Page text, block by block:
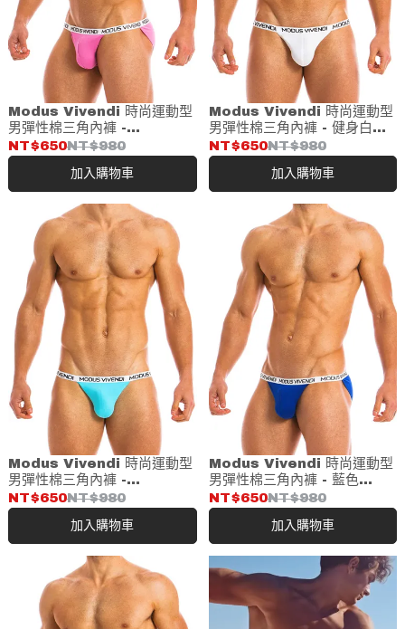
Modus Vivendi 時尚運動型
男彈性棉三角內褲 -
FUCHSIA(09811)
NT$650NT$980
加入購物車
Modus Vivendi 時尚運動型
男彈性棉三角內褲 - 健身白
(09811)
NT$650NT$980
加入購物車
Modus Vivendi 時尚運動型
男彈性棉三角內褲 -
AQUA(09811)
NT$650NT$980
加入購物車
Modus Vivendi 時尚運動型
男彈性棉三角內褲 - 藍色
(09811)
NT$650NT$980
加入購物車